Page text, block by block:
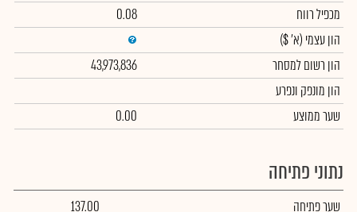
מכפיל רווח
0.08
הון עצמי (א' $)
הון רשום למסחר
43,973,836
הון מונפק ונפרע
שער ממוצע
0.00
נתוני פתיחה
שער פתיחה 137.00